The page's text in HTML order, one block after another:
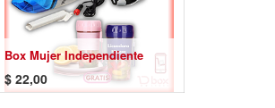
Box Mujer Independiente
$ 22,00